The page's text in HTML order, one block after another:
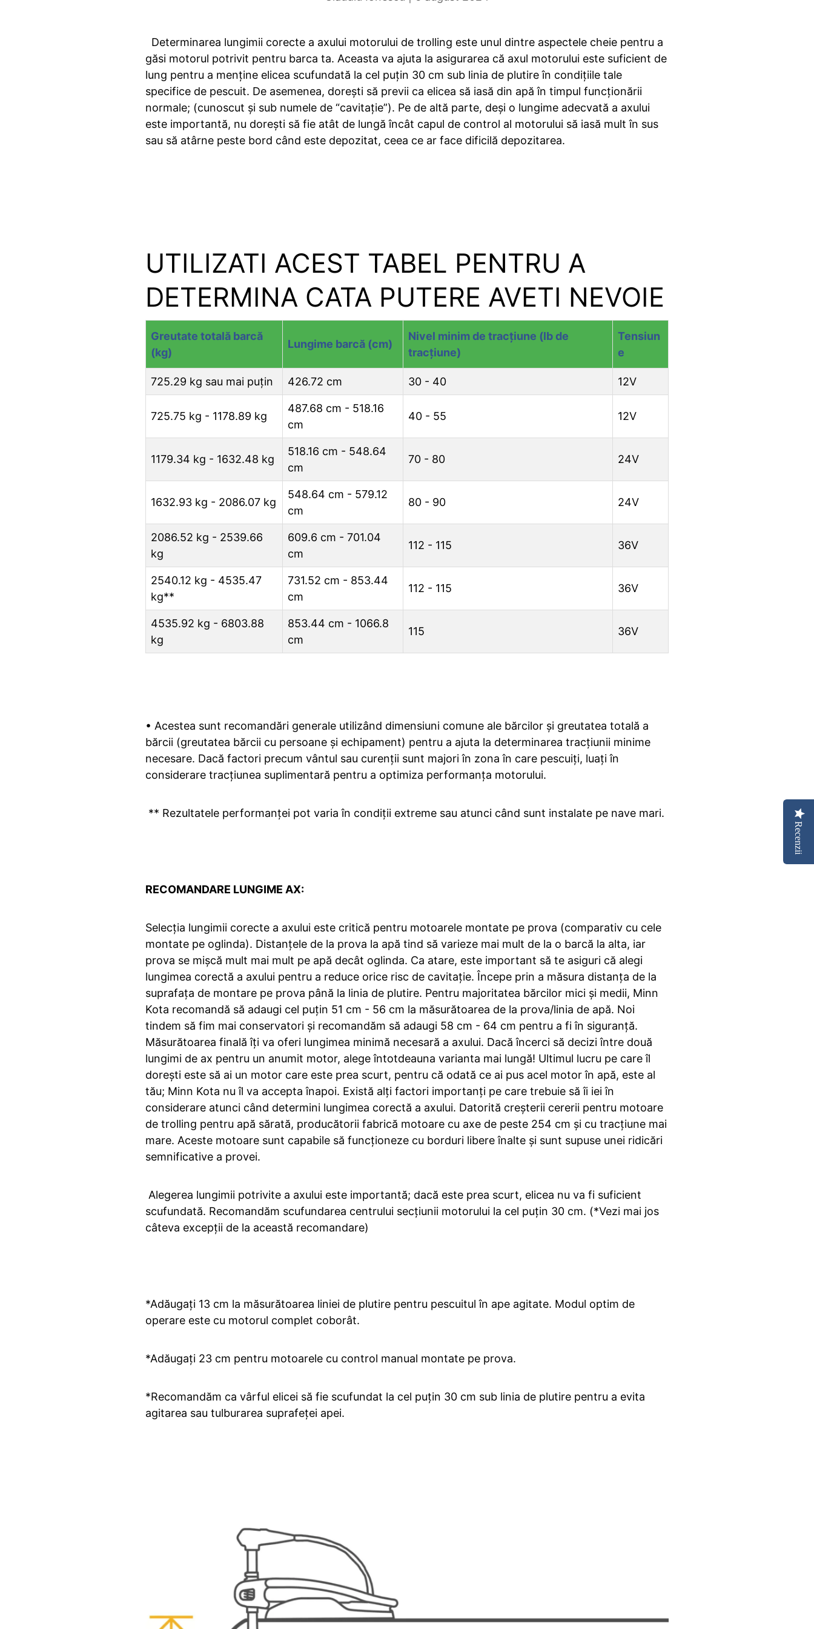
Determinarea lungimii corecte a axului motorului de trolling este unul dintre aspectele cheie pentru a
găsi motorul potrivit pentru barca ta. Aceasta va ajuta la asigurarea că axul motorului este suficient de
lung pentru a menține elicea scufundată la cel puțin 30 cm sub linia de plutire în condițiile tale
specifice de pescuit. De asemenea, dorești să previi ca elicea să iasă din apă în timpul funcționării
normale; (cunoscut și sub numele de “cavitație”). Pe de altă parte, deși o lungime adecvată a axului
este importantă, nu dorești să fie atât de lungă încât capul de control al motorului să iasă mult în sus
sau să atârne peste bord când este depozitat, ceea ce ar face dificilă depozitarea.
UTILIZATI ACEST TABEL PENTRU A
DETERMINA CATA PUTERE AVETI NEVOIE
Greutate totală barcă
(kg)
Lungime barcă (cm)
Nivel minim de tracțiune (lb de
tracțiune)
Tensiun
e
725.29 kg sau mai puțin 426.72 cm 30 - 40 12V
725.75 kg - 1178.89 kg
487.68 cm - 518.16
cm
40 - 55 12V
1179.34 kg - 1632.48 kg
518.16 cm - 548.64
cm
70 - 80 24V
1632.93 kg - 2086.07 kg
548.64 cm - 579.12
cm
80 - 90 24V
2086.52 kg - 2539.66
kg
609.6 cm - 701.04
cm
112 - 115 36V
2540.12 kg - 4535.47
kg**
731.52 cm - 853.44
cm
112 - 115 36V
4535.92 kg - 6803.88
kg
853.44 cm - 1066.8
cm
115 36V
• Acestea sunt recomandări generale utilizând dimensiuni comune ale bărcilor și greutatea totală a
bărcii (greutatea bărcii cu persoane și echipament) pentru a ajuta la determinarea tracțiunii minime
necesare. Dacă factori precum vântul sau curenții sunt majori în zona în care pescuiți, luați în
considerare tracțiunea suplimentară pentru a optimiza performanța motorului.
** Rezultatele performanței pot varia în condiții extreme sau atunci când sunt instalate pe nave mari.
RECOMANDARE LUNGIME AX:
Selecția lungimii corecte a axului este critică pentru motoarele montate pe prova (comparativ cu cele
montate pe oglinda). Distanțele de la prova la apă tind să varieze mai mult de la o barcă la alta, iar
prova se mișcă mult mai mult pe apă decât oglinda. Ca atare, este important să te asiguri că alegi
lungimea corectă a axului pentru a reduce orice risc de cavitație. Începe prin a măsura distanța de la
suprafața de montare pe prova până la linia de plutire. Pentru majoritatea bărcilor mici și medii, Minn
Kota recomandă să adaugi cel puțin 51 cm - 56 cm la măsurătoarea de la prova/linia de apă. Noi
tindem să fim mai conservatori și recomandăm să adaugi 58 cm - 64 cm pentru a fi în siguranță.
Măsurătoarea finală îți va oferi lungimea minimă necesară a axului. Dacă încerci să decizi între două
lungimi de ax pentru un anumit motor, alege întotdeauna varianta mai lungă! Ultimul lucru pe care îl
dorești este să ai un motor care este prea scurt, pentru că odată ce ai pus acel motor în apă, este al
tău; Minn Kota nu îl va accepta înapoi. Există alți factori importanți pe care trebuie să îi iei în
considerare atunci când determini lungimea corectă a axului. Datorită creșterii cererii pentru motoare
de trolling pentru apă sărată, producătorii fabrică motoare cu axe de peste 254 cm și cu tracțiune mai
mare. Aceste motoare sunt capabile să funcționeze cu borduri libere înalte și sunt supuse unei ridicări
semnificative a provei.
Alegerea lungimii potrivite a axului este importantă; dacă este prea scurt, elicea nu va fi suficient
scufundată. Recomandăm scufundarea centrului secțiunii motorului la cel puțin 30 cm. (*Vezi mai jos
câteva excepții de la această recomandare)
*Adăugați 13 cm la măsurătoarea liniei de plutire pentru pescuitul în ape agitate. Modul optim de
operare este cu motorul complet coborât.
*Adăugați 23 cm pentru motoarele cu control manual montate pe prova.
*Recomandăm ca vârful elicei să fie scufundat la cel puțin 30 cm sub linia de plutire pentru a evita
agitarea sau tulburarea suprafeței apei.
Recenzii